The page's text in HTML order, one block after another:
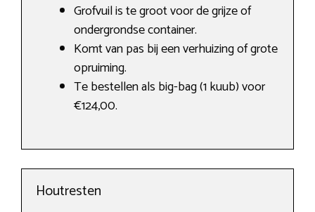
Grofvuil is te groot voor de grijze of
ondergrondse container.
Komt van pas bij een verhuizing of grote
opruiming.
Te bestellen als big-bag (1 kuub) voor
€124,00.
Houtresten